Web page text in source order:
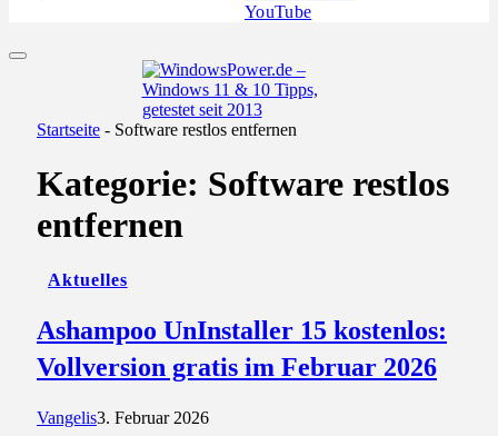
Startseite - Software restlos entfernen
Kategorie: Software restlos
entfernen
Aktuelles
Ashampoo UnInstaller 15 kostenlos:
Vollversion gratis im Februar 2026
Vangelis3. Februar 2026